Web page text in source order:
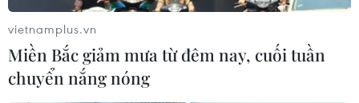
vietnamplus.vn
Miền Bắc giảm mưa từ đêm nay, cuối tuần
chuyển nắng nóng